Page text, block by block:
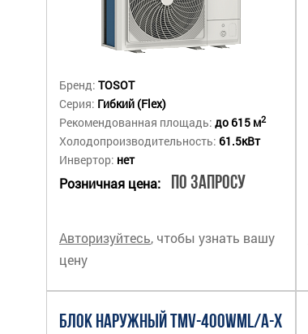
Бренд: TOSOT
Серия: Гибкий (Flex)
Рекомендованная площадь: до 615 м2
Холодопроизводительность: 61.5кВт
Инвертор: нет
Розничная цена: По запросу
Авторизуйтесь, чтобы узнать вашу
цену
БЛОК НАРУЖНЫЙ TMV-400WML/A-X